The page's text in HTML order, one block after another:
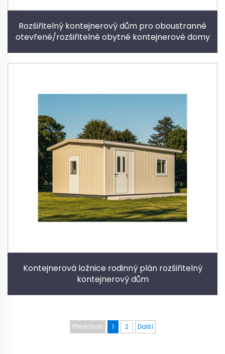
Rozšiřitelný kontejnerový dům pro oboustranné
otevřené/rozšiřitelné obytné kontejnerové domy
Kontejnerová ložnice rodinný plán rozšiřitelný
kontejnerový dům
Předchozí 1 2 Další